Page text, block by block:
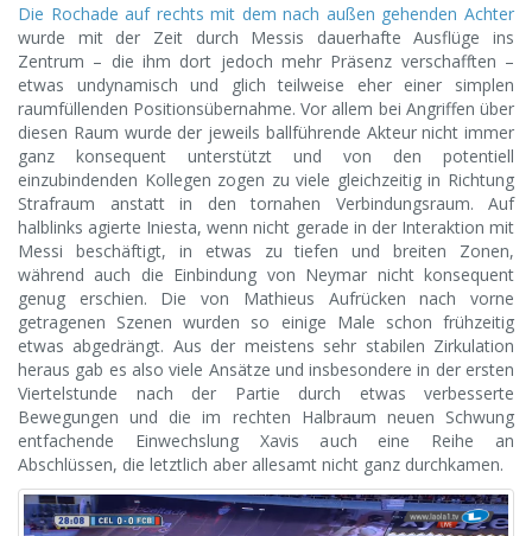
Die Rochade auf rechts mit dem nach außen gehenden Achter
wurde mit der Zeit durch Messis dauerhafte Ausflüge ins
Zentrum – die ihm dort jedoch mehr Präsenz verschafften –
etwas undynamisch und glich teilweise eher einer simplen
raumfüllenden Positionsübernahme. Vor allem bei Angriffen über
diesen Raum wurde der jeweils ballführende Akteur nicht immer
ganz konsequent unterstützt und von den potentiell
einzubindenden Kollegen zogen zu viele gleichzeitig in Richtung
Strafraum anstatt in den tornahen Verbindungsraum. Auf
halblinks agierte Iniesta, wenn nicht gerade in der Interaktion mit
Messi beschäftigt, in etwas zu tiefen und breiten Zonen,
während auch die Einbindung von Neymar nicht konsequent
genug erschien. Die von Mathieus Aufrücken nach vorne
getragenen Szenen wurden so einige Male schon frühzeitig
etwas abgedrängt. Aus der meistens sehr stabilen Zirkulation
heraus gab es also viele Ansätze und insbesondere in der ersten
Viertelstunde nach der Partie durch etwas verbesserte
Bewegungen und die im rechten Halbraum neuen Schwung
entfachende Einwechslung Xavis auch eine Reihe an
Abschlüssen, die letztlich aber allesamt nicht ganz durchkamen.